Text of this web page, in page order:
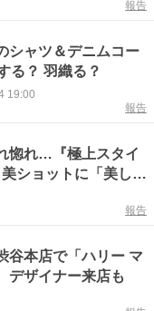
報告
シャツ＆デニムコー
る？ 羽織る？
19:00
報告
惚れ…『極上スタイ
ショットに「美しす
報告
谷本店で「ハリー マ
ザイナー来店も